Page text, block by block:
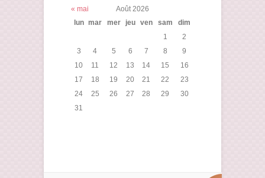
« mai
Août 2026
lun mar mer jeu ven sam
dim
1
2
3
4 5 6 7 8
9
10
11 12 13 14 15
16
17
18 19 20 21 22
23
24
25 26 27 28 29
30
31